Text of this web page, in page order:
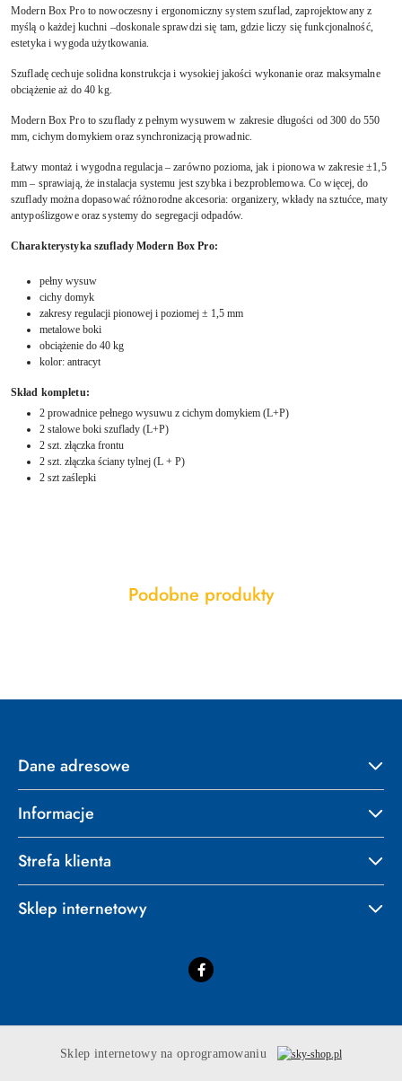
Modern Box Pro to nowoczesny i ergonomiczny system szuflad, zaprojektowany z
myślą o każdej kuchni –doskonale sprawdzi się tam, gdzie liczy się funkcjonalność,
estetyka i wygoda użytkowania.
Szufladę cechuje solidna konstrukcja i wysokiej jakości wykonanie oraz maksymalne
obciążenie aż do 40 kg.
Modern Box Pro to szuflady z pełnym wysuwem w zakresie długości od 300 do 550
mm, cichym domykiem oraz synchronizacją prowadnic.
Łatwy montaż i wygodna regulacja – zarówno pozioma, jak i pionowa w zakresie ±1,5
mm – sprawiają, że instalacja systemu jest szybka i bezproblemowa. Co więcej, do
szuflady można dopasować różnorodne akcesoria: organizery, wkłady na sztućce, maty
antypoślizgowe oraz systemy do segregacji odpadów.
Charakterystyka szuflady Modern Box Pro:
pełny wysuw
cichy domyk
zakresy regulacji pionowej i poziomej ± 1,5 mm
metalowe boki
obciążenie do 40 kg
kolor: antracyt
Skład kompletu:
2 prowadnice pełnego wysuwu z cichym domykiem (L+P)
2 stalowe boki szuflady (L+P)
2 szt. złączka frontu
2 szt. złączka ściany tylnej (L + P)
2 szt zaślepki
Pomiń karuzelę produktów
Produkty
Podobne produkty
Dane adresowe
Informacje
Strefa klienta
Sklep internetowy
Sklep internetowy na oprogramowaniu